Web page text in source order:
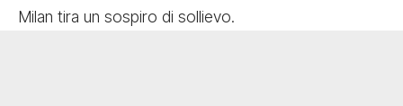
Milan tira un sospiro di sollievo.